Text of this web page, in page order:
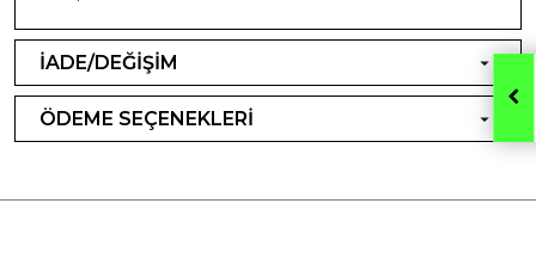
İADE/DEĞİŞİM
ÖDEME SEÇENEKLERİ